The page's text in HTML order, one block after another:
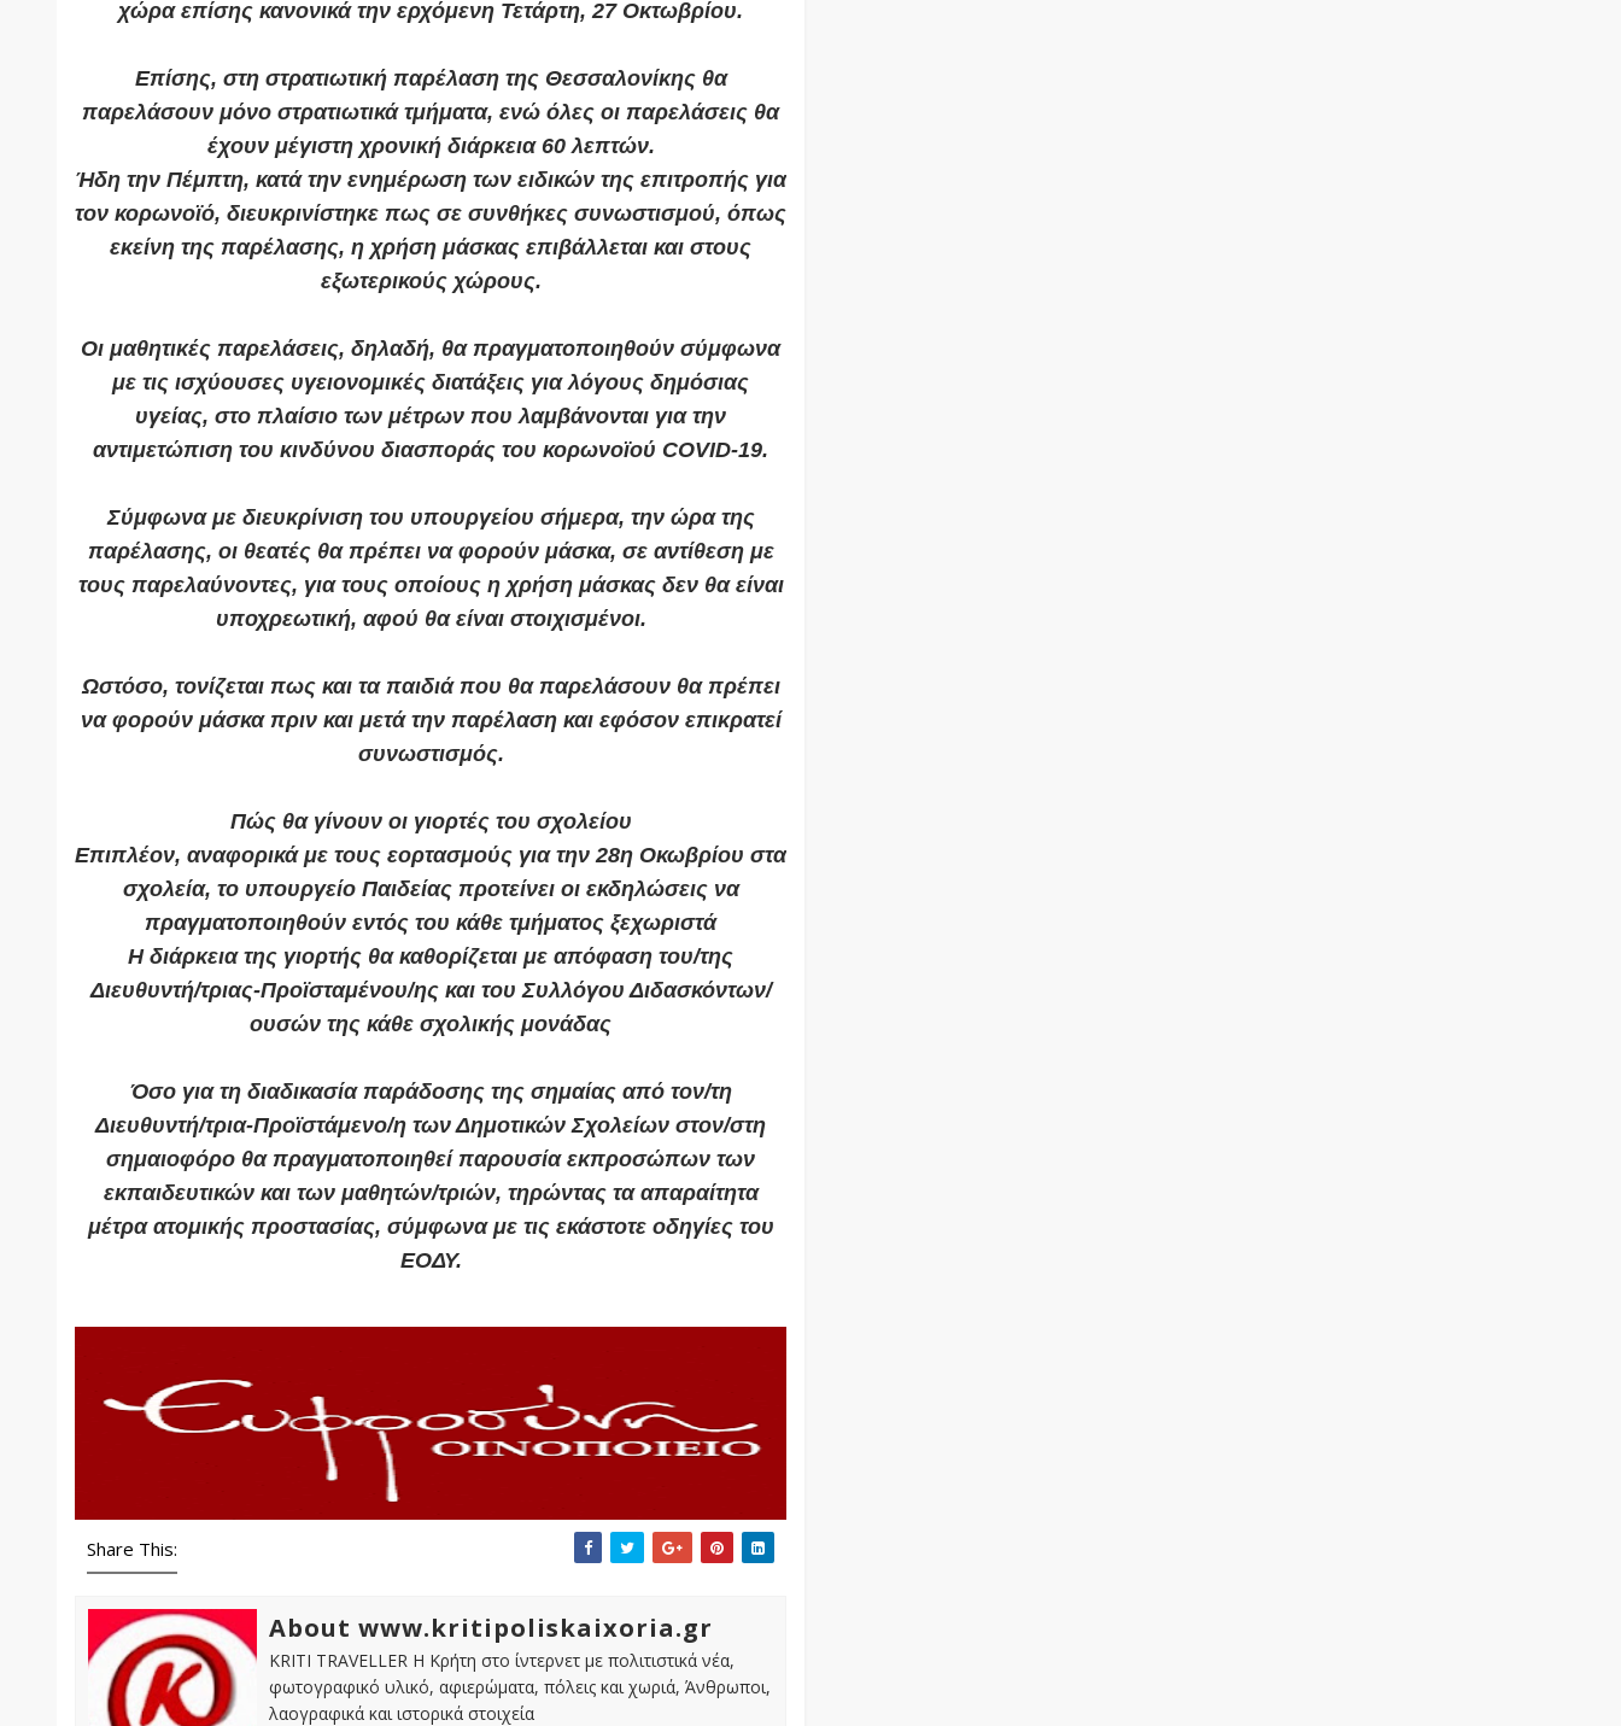
χώρα επίσης κανονικά την ερχόμενη Τετάρτη, 27 Οκτωβρίου.
Επίσης, στη στρατιωτική παρέλαση της Θεσσαλονίκης θα
παρελάσουν μόνο στρατιωτικά τμήματα, ενώ όλες οι παρελάσεις θα
έχουν μέγιστη χρονική διάρκεια 60 λεπτών.
Ήδη την Πέμπτη, κατά την ενημέρωση των ειδικών της επιτροπής για
τον κορωνοϊό, διευκρινίστηκε πως σε συνθήκες συνωστισμού, όπως
εκείνη της παρέλασης, η χρήση μάσκας επιβάλλεται και στους
εξωτερικούς χώρους.
Οι μαθητικές παρελάσεις, δηλαδή, θα πραγματοποιηθούν σύμφωνα
με τις ισχύουσες υγειονομικές διατάξεις για λόγους δημόσιας
υγείας, στο πλαίσιο των μέτρων που λαμβάνονται για την
αντιμετώπιση του κινδύνου διασποράς του κορωνοïoύ COVID-19.
Σύμφωνα με διευκρίνιση του υπουργείου σήμερα, την ώρα της
παρέλασης, οι θεατές θα πρέπει να φορούν μάσκα, σε αντίθεση με
τους παρελαύνοντες, για τους οποίους η χρήση μάσκας δεν θα είναι
υποχρεωτική, αφού θα είναι στοιχισμένοι.
Ωστόσο, τονίζεται πως και τα παιδιά που θα παρελάσουν θα πρέπει
να φορούν μάσκα πριν και μετά την παρέλαση και εφόσον επικρατεί
συνωστισμός.
Πώς θα γίνουν οι γιορτές του σχολείου
Επιπλέον, αναφορικά με τους εορτασμούς για την 28η Οκωβρίου στα
σχολεία, το υπουργείο Παιδείας προτείνει οι εκδηλώσεις να
πραγματοποιηθούν εντός του κάθε τμήματος ξεχωριστά
Η διάρκεια της γιορτής θα καθορίζεται με απόφαση του/της
Διευθυντή/τριας-Προϊσταμένου/ης και του Συλλόγου Διδασκόντων/
ουσών της κάθε σχολικής μονάδας
Όσο για τη διαδικασία παράδοσης της σημαίας από τον/τη
Διευθυντή/τρια-Προϊστάμενο/η των Δημοτικών Σχολείων στον/στη
σημαιοφόρο θα πραγματοποιηθεί παρουσία εκπροσώπων των
εκπαιδευτικών και των μαθητών/τριών, τηρώντας τα απαραίτητα
μέτρα ατομικής προστασίας, σύμφωνα με τις εκάστοτε οδηγίες του
ΕΟΔΥ.
Share This:
About www.kritipoliskaixoria.gr
KRITI TRAVELLER Η Κρήτη στο ίντερνετ με πολιτιστικά νέα,
φωτογραφικό υλικό, αφιερώματα, πόλεις και χωριά, Άνθρωποι,
λαογραφικά και ιστορικά στοιχεία